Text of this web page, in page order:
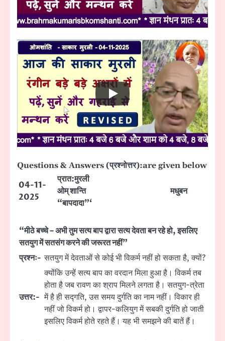
Questions & Answers (प्रश्नोत्तर):are given below
04-11-
2025
प्रात:मुरली
ओम् शान्ति
“बापदादा”‘
मधुबन
“मीठे बच्चे – अभी तुम सत्य बाप द्वारा सत्य देवता बन रहे हो, इसलिए
सतयुग में सतसंग करने की जरूरत नहीं”
प्रश्नः- सतयुग में देवताओं से कोई भी विकर्म नहीं हो सकता है, क्यों?
उत्तर:-
क्योंकि उन्हें सत्य बाप का वरदान मिला हुआ है। विकर्म तब
होता है जब रावण का श्राप मिलने लगता है। सतयुग-त्रेता
में है ही सद्गति, उस समय दुर्गति का नाम नहीं। विकार ही
नहीं जो विकर्म हो। द्वापर-कलियुग में सबकी दुर्गति हो जाती
इसलिए विकर्म होते रहते हैं। यह भी समझने की बातें हैं।